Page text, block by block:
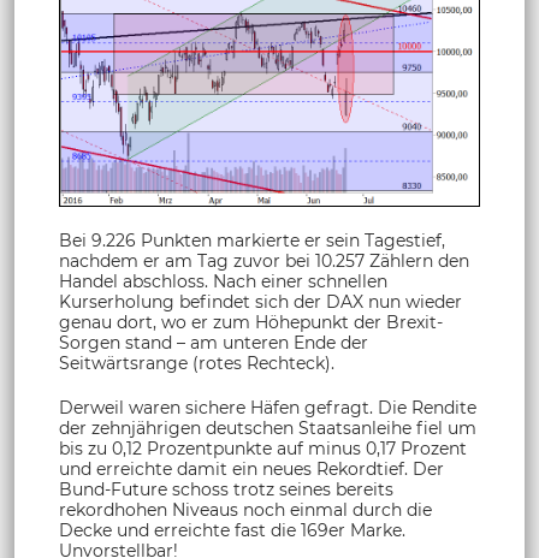
Bei 9.226 Punkten markierte er sein Tagestief,
nachdem er am Tag zuvor bei 10.257 Zählern den
Handel abschloss. Nach einer schnellen
Kurserholung befindet sich der DAX nun wieder
genau dort, wo er zum Höhepunkt der Brexit-
Sorgen stand – am unteren Ende der
Seitwärtsrange (rotes Rechteck).
Derweil waren sichere Häfen gefragt. Die Rendite
der zehnjährigen deutschen Staatsanleihe fiel um
bis zu 0,12 Prozentpunkte auf minus 0,17 Prozent
und erreichte damit ein neues Rekordtief. Der
Bund-Future schoss trotz seines bereits
rekordhohen Niveaus noch einmal durch die
Decke und erreichte fast die 169er Marke.
Unvorstellbar!